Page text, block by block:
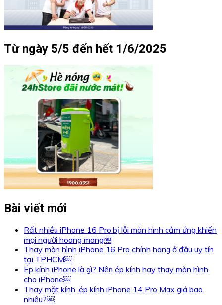
Từ ngày 5/5 đến hết 1/6/2025
Bài viết mới
Rất nhiều iPhone 16 Pro bị lỗi màn hình cảm ứng khiến
mọi người hoang mang￼
Thay màn hình iPhone 16 Pro chính hãng ở đâu uy tín
tại TPHCM￼
Ép kính iPhone là gì? Nên ép kính hay thay màn hình
cho iPhone￼
Thay mặt kính, ép kính iPhone 14 Pro Max giá bao
nhiêu?￼